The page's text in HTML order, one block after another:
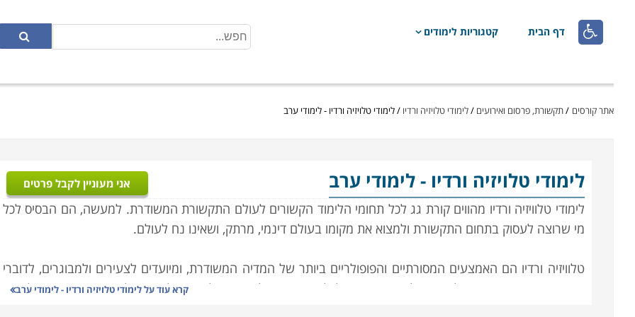
 דף הבית קטגוריות לימודים
אתר קורסים /תקשורת, פרסום ואירועים /לימודי טלויזיה ורדיו /לימודי טלויזיה ורדיו - לימודי ערב
לימודי טלויזיה ורדיו- לימודי ערב אני מעוניין לקבל פרטים
לימודי טלוויזיה ורדיו מהווים קורת גג לכל תחומי הלימוד הקשורים לעולם התקשורת המשודרת. למעשה, הם הבסיס לכל
מי שרוצה לעסוק בתחום התקשורת ולמצוא את מקומו בעולם דינמי, מרתק, ושאינו נח לעולם.
טלוויזיה ורדיו הם האמצעים המסורתיים והפופולריים ביותר של המדיה המשודרת, ומיועדים לצעירים ולמבוגרים, לדוברי
עברית או שפות אחרות, לגברים ולנשים ובעצם לכל מי שרוצה להשמיע, לשמוע ולהיות קול בתקשורת בישראל. רוב
קרא עוד עללימודי טלויזיה ורדיו - לימודי ערב